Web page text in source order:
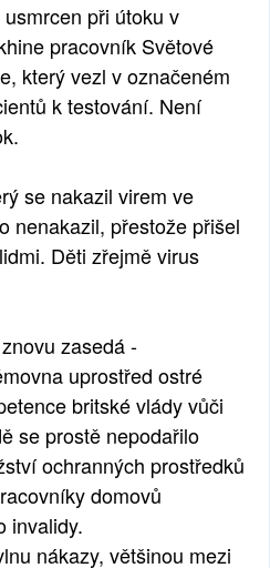
při útoku v
pracovník Světové
který vezl v označeném
k testování. Není
se nakazil virem ve
nenakazil, přestože přišel
Děti zřejmě virus
zasedá -
uprostřed ostré
britské vlády vůči
se prostě nepodařilo
ochranných prostředků
domovů
invalidy.
nákazy, většinou mezi